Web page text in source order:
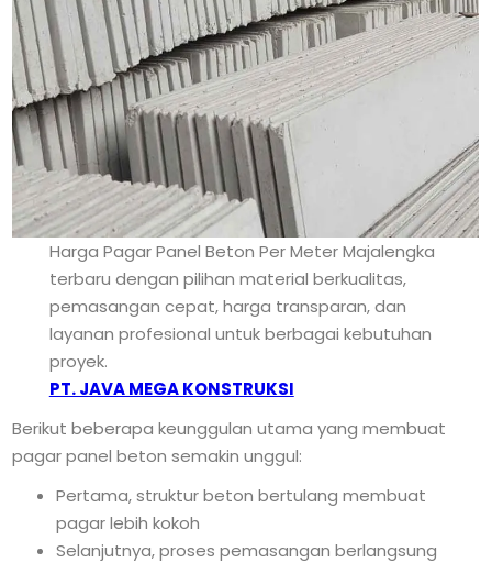
Harga Pagar Panel Beton Per Meter Majalengka
terbaru dengan pilihan material berkualitas,
pemasangan cepat, harga transparan, dan
layanan profesional untuk berbagai kebutuhan
proyek.
PT. JAVA MEGA KONSTRUKSI
Berikut beberapa keunggulan utama yang membuat
pagar panel beton semakin unggul:
Pertama, struktur beton bertulang membuat
pagar lebih kokoh
Selanjutnya, proses pemasangan berlangsung